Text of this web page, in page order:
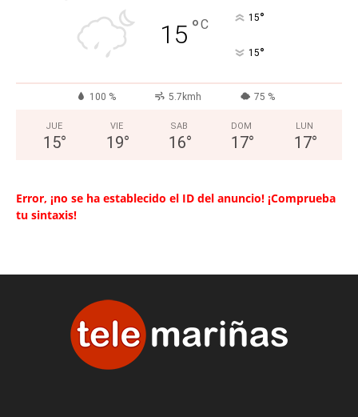
15 °C 15°
15°
100 % 5.7kmh 75 %
JUE
15°
VIE
19°
SAB
16°
DOM
17°
LUN
17°
Error, ¡no se ha establecido el ID del anuncio! ¡Comprueba
tu sintaxis!